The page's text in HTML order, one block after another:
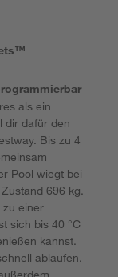
als ein
dir dafür den
Bis zu 4
Pool wiegt bei
696 kg.
zu einer
sich bis 40 °C
kannst.
ablaufen.